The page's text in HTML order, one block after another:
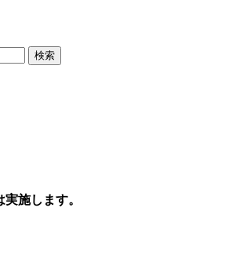
施します。